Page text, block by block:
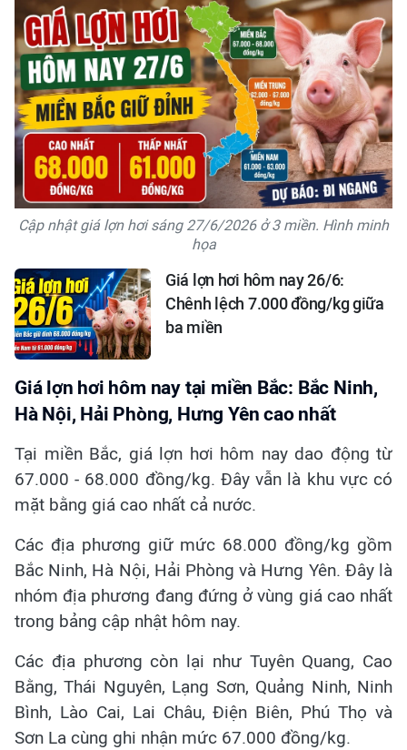
Cập nhật giá lợn hơi sáng 27/6/2026 ở 3 miền. Hình minh
họa
Giá lợn hơi hôm nay 26/6:
Chênh lệch 7.000 đồng/kg giữa
ba miền
Giá lợn hơi hôm nay tại miền Bắc: Bắc Ninh,
Hà Nội, Hải Phòng, Hưng Yên cao nhất
Tại miền Bắc, giá lợn hơi hôm nay dao động từ
67.000 - 68.000 đồng/kg. Đây vẫn là khu vực có
mặt bằng giá cao nhất cả nước.
Các địa phương giữ mức 68.000 đồng/kg gồm
Bắc Ninh, Hà Nội, Hải Phòng và Hưng Yên. Đây là
nhóm địa phương đang đứng ở vùng giá cao nhất
trong bảng cập nhật hôm nay.
Các địa phương còn lại như Tuyên Quang, Cao
Bằng, Thái Nguyên, Lạng Sơn, Quảng Ninh, Ninh
Bình, Lào Cai, Lai Châu, Điện Biên, Phú Thọ và
Sơn La cùng ghi nhận mức 67.000 đồng/kg.